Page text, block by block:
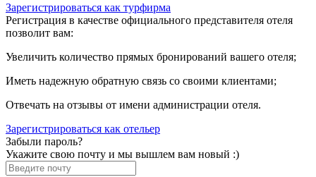
Зарегистрироваться как турфирма
Регистрация в качестве официального представителя отеля
позволит вам:
Увеличить количество прямых бронирований вашего отеля;
Иметь надежную обратную связь со своими клиентами;
Отвечать на отзывы от имени администрации отеля.
Зарегистрироваться как отельер
Забыли пароль?
Укажите свою почту и мы вышлем вам новый :)